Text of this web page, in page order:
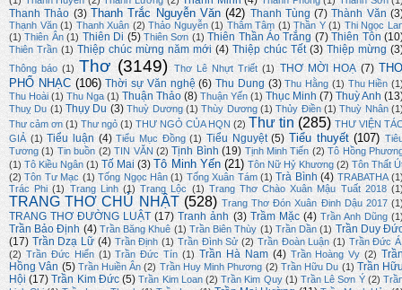
Thanh Thảo (3) Thanh Trắc Nguyễn Văn (42) Thanh Tùng (7) Thành Văn
Thạnh Văn (1) Thanh Xuân (2) Thảo Nguyễn (1) Thâm Tâm (1) Thần Y (1) Thi Ngọc
(1) Thiên Ân (1) Thiên Di (5) Thiên Sơn (1) Thiên Thần Áo Trắng (7) Thiên Tôn
Thiên Trần (1) Thiệp chúc mừng năm mới (4) Thiệp chúc Tết (3) Thiệp mừng
Thông báo (1) Thơ (3149) Thơ Lê Nhựt Triết (1) THƠ MỜI HOẠ (7)
PHỔ NHẠC (106) Thời sự Văn nghệ (6) Thu Dung (3) Thu Hằng (1) Thu Hiền
Thu Hoài (1) Thu Nga (1) Thuận Thảo (8) Thuận Yến (1) Thục Minh (7) Thuỳ Anh
Thuỵ Du (1) Thụy Du (3) Thuỳ Dương (1) Thùy Dương (1) Thủy Điền (1) Thuỳ Nhân
Thư cảm ơn (1) Thư ngỏ (1) THƯ NGỎ CỦA HQN (2) Thư tin (285) THƯ VIỆN
GIẢ (1) Tiểu luận (4) Tiểu Mục Đồng (1) Tiểu Nguyệt (5) Tiểu thuyết (107)
Tương (1) Tin buồn (2) TIN VĂN (2) Tịnh Bình (19) Tịnh Minh Tiến (2) Tô Hồng
(1) Tô Kiều Ngân (1) Tố Mai (3) Tô Minh Yến (21) Tôn Nữ Hỷ Khương (2) Tôn Thất
(2) Tôn Tư Mạc (1) Tống Ngọc Hân (1) Tống Xuân Tám (1) Trà Bình (4) TRABATHA
Trác Phi (1) Trang Linh (1) Trang Lộc (1) Trang Thơ Chào Xuân Mậu Tuất 2018
TRANG THƠ CHỦ NHẬT (528) Trang Thơ Đón Xuân Đinh Dậu 2017
TRANG THƠ ĐƯỜNG LUẬT (17) Tranh ảnh (3) Trầm Mặc (4) Trần Anh Dũng
Trần Bảo Định (4) Trần Băng Khuê (1) Trần Biên Thùy (1) Trần Dần (1) Trần Duy
(17) Trần Dzạ Lữ (4) Trần Định (1) Trần Đình Sử (2) Trần Đoàn Luận (1) Trần Đức
(2) Trần Đức Hiển (1) Trần Đức Tín (1) Trần Hà Nam (4) Trần Hoàng Vy (2)
Hồng Vân (5) Trần Huiền Ân (2) Trần Huy Minh Phương (2) Trần Hữu Du (1) Trần
Hội (17) Trần Kim Đức (5) Trần Kim Loan (2) Trần Kim Quy (1) Trần Lê Sơn Ý (2)